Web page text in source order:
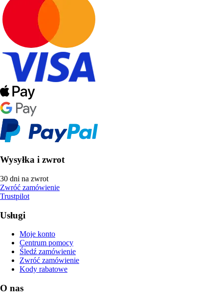
Wysyłka i zwrot
30 dni na zwrot
Zwróć zamówienie
Trustpilot
Usługi
Moje konto
Centrum pomocy
Śledź zamówienie
Zwróć zamówienie
Kody rabatowe
O nas